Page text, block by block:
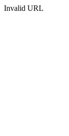
Invalid URL